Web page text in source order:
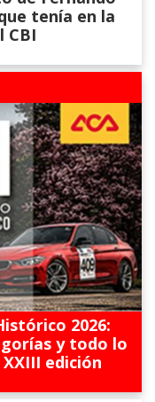
tenía en la
CBI
2026:
y todo lo
edición